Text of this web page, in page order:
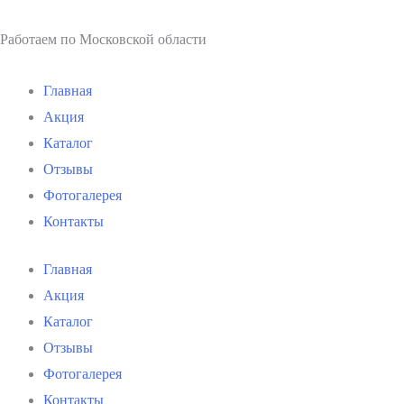
Работаем по Московской области
Главная
Акция
Каталог
Отзывы
Фотогалерея
Контакты
Главная
Акция
Каталог
Отзывы
Фотогалерея
Контакты